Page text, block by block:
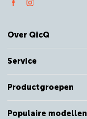
Over QicQ
Service
Productgroepen
Populaire modellen